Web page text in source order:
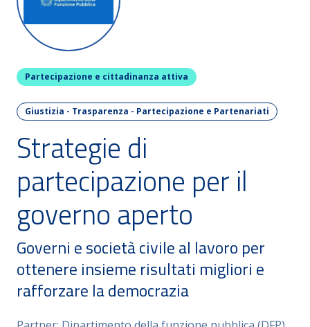
Partecipazione e cittadinanza attiva
Giustizia - Trasparenza - Partecipazione e Partenariati
Strategie di
partecipazione per il
governo aperto
Governi e società civile al lavoro per
ottenere insieme risultati migliori e
rafforzare la democrazia